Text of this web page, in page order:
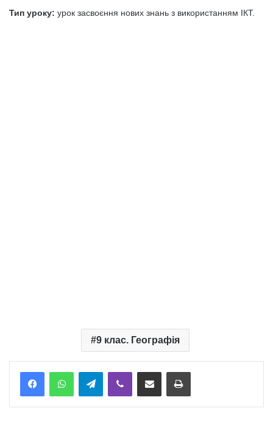
Тип уроку: урок засвоєння нових знань з використанням ІКТ.
9 клас. Географія
TelegramViber Надіслати електронною поштоюНадрукувати